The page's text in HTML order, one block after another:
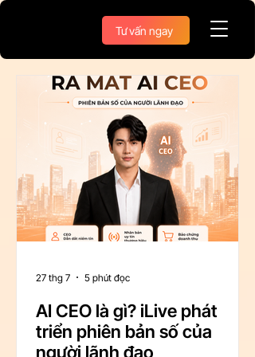
Tư vấn ngay
AI CEO là gì? iLive phát
triển phiên bản số của
người lãnh đạo
27 thg 7 5 phút đọc